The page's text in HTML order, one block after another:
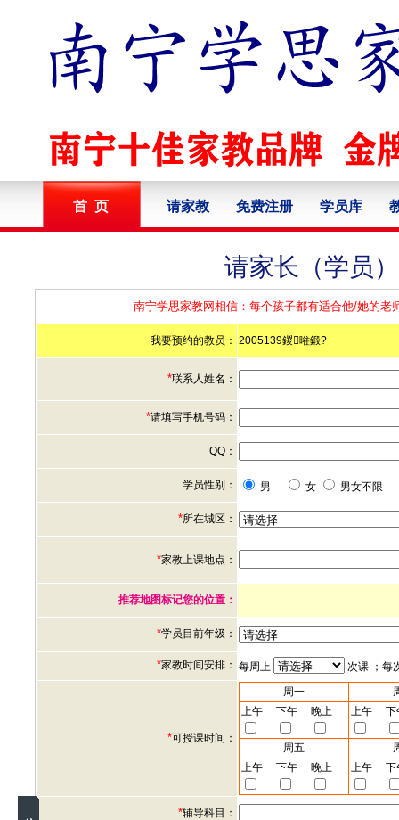
首 页 请家教 免费注册 学员库
请家长（学员
南宁学思家教网相信：每个孩子都有适合他/她的
我要预约的教员： 2005139鍐暀鍛?
*联系人姓名：
*请填写手机号码：
QQ：
学员性别： 男 女 男女不限
*所在城区：
*家教上课地点：
推荐地图标记您的位置：
*学员目前年级：
*家教时间安排： 每周上 次课 ；每
*可授课时间：
周一
上午
下午 晚上 上午 下
周五
上午
下午 晚上 上午 下
*辅导科目：